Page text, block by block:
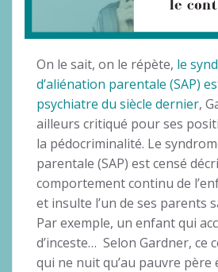
On le sait, on le répète, le
d’aliénation parentale (SAP)
psychiatre du siècle dernier,
ailleurs critiqué pour ses
la pédocriminalité. Le
parentale (SAP) est censé
comportement continu de
et insulte l’un de ses parents
Par exemple, un enfant qui
d’inceste… Selon Gardner, ce
qui ne nuit qu’au pauvre père